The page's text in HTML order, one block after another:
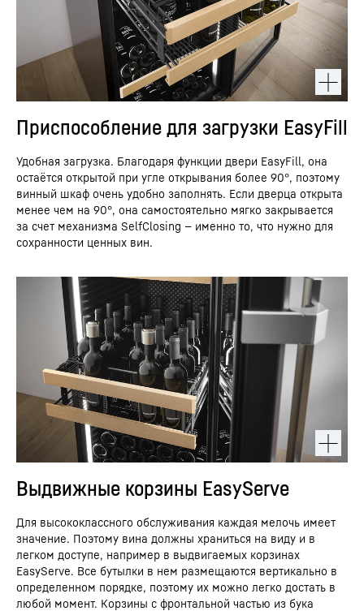
Приспособление для загрузки EasyFill
Удобная загрузка. Благодаря функции двери EasyFill, она
остаётся открытой при угле открывания более 90°, поэтому
винный шкаф очень удобно заполнять. Если дверца открыта
менее чем на 90°, она самостоятельно мягко закрывается
за счет механизма SelfClosing — именно то, что нужно для
сохранности ценных вин.
Выдвижные корзины EasyServe
Для высококлассного обслуживания каждая мелочь имеет
значение. Поэтому вина должны храниться на виду и в
легком доступе, например в выдвигаемых корзинах
EasyServe. Все бутылки в нем размещаются вертикально в
определенном порядке, поэтому их можно легко достать в
любой момент. Корзины с фронтальной частью из бука